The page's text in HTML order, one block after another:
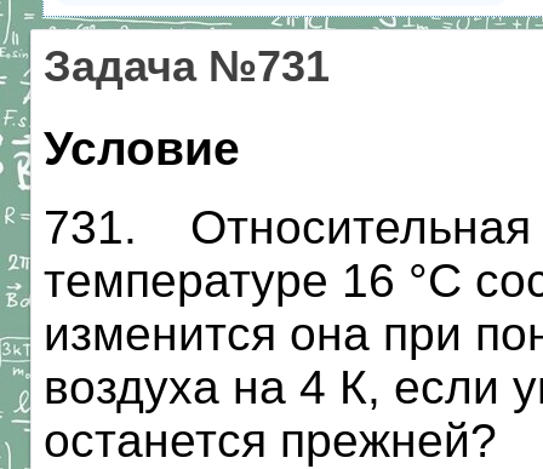
Задача №731
Условие
731. Относительная
температуре 16 °С
изменится она при
воздуха на 4 К, если
останется прежней?